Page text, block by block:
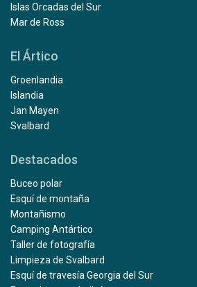
Islas Orcadas del Sur
Mar de Ross
El Ártico
Groenlandia
Islandia
Jan Mayen
Svalbard
Destacados
Buceo polar
Esquí de montaña
Montañismo
Camping Antártico
Taller de fotografía
Limpieza de Svalbard
Esquí de travesía Georgia del Sur